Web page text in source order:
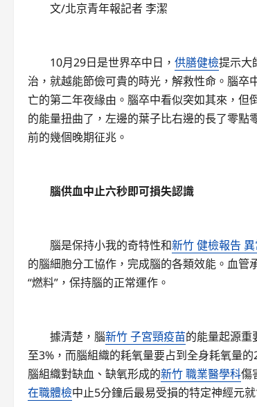
文/北京青年報記者 李潔
10月29日是世界卒中日， 供膳健檢提示大
治，就越能節儉可貴的時光，解救性命。腦
亡的第二年夜緣由。腦卒中看似突如其來，但
的能量扭曲了，左邊的葉子比右邊的長了零
前的幾個晚期征兆。
腦供血中止六秒即可損失認識
腦是保持小我的奇特性和新竹 健檢報告
的腦細胞分工協作，完成腦的各類效能。血管
“燃料”，保持腦的正常運作。
據清楚，腦新竹 子宮頸疫苗的能量起源重
至3%，而腦組織的耗氧量要占到全身耗氧量
腦組織對缺血、缺氧形成的新竹 職業醫學科傷
在職體檢中止5分鐘后最易受損的特定神經元